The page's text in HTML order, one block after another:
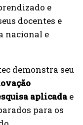
e
docentes e
nacional e
demonstra seu
aplicadae
para os